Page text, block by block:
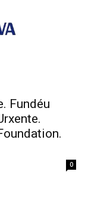
Fundéu
0